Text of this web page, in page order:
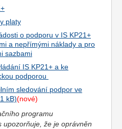
platy
o podporu v IS KP21+
a nepřímými náklady a pro
sazbami
IS KP21+ a ke
podporou
sledování podpor ve
(nové)
programu
upozorňuje, že je oprávněn